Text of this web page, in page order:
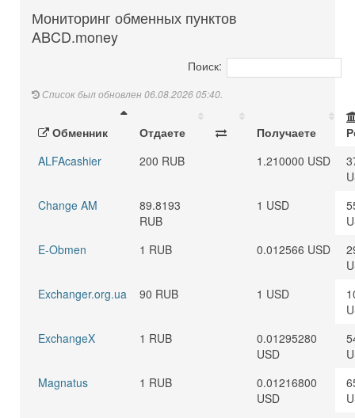
Мониторинг обменных пунктов
ABCD.money
Поиск:
Список был обновлен 06.08.2026 05:40.
Обменник Отдаете Получаете
ALFAcashier
200 RUB 1.210000 USD
Change AM
89.8193
RUB
1 USD
E-Obmen
1 RUB 0.012566 USD
Exchanger.org.ua
90 RUB 1 USD
ExchangeX
1 RUB
0.01295280
USD
Magnatus
1 RUB
0.01216800
USD